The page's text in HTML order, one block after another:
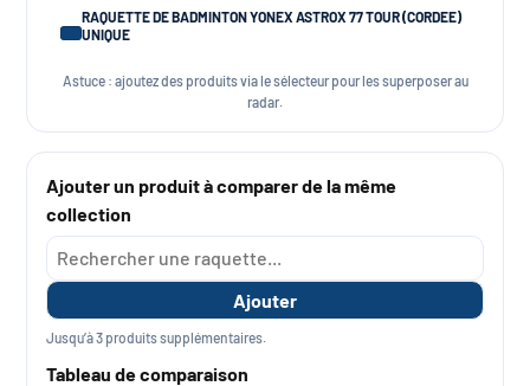
RAQUETTE DE BADMINTON YONEX ASTROX 77 TOUR (CORDEE)
UNIQUE
Astuce : ajoutez des produits via le sélecteur pour les superposer au
radar.
Ajouter un produit à comparer de la même
collection
Ajouter
Jusqu’à 3 produits supplémentaires.
Tableau de comparaison